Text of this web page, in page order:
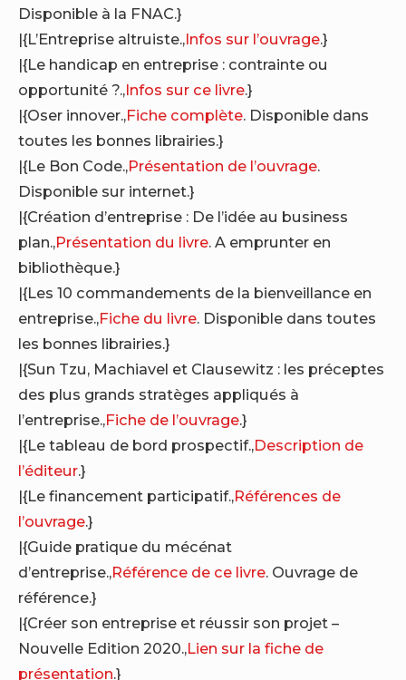
Disponible à la FNAC.}
|{L’Entreprise altruiste.,Infos sur l’ouvrage.}
|{Le handicap en entreprise : contrainte ou
opportunité ?.,Infos sur ce livre.}
|{Oser innover.,Fiche complète. Disponible dans
toutes les bonnes librairies.}
|{Le Bon Code.,Présentation de l’ouvrage.
Disponible sur internet.}
|{Création d’entreprise : De l’idée au business
plan.,Présentation du livre. A emprunter en
bibliothèque.}
|{Les 10 commandements de la bienveillance en
entreprise.,Fiche du livre. Disponible dans toutes
les bonnes librairies.}
|{Sun Tzu, Machiavel et Clausewitz : les préceptes
des plus grands stratèges appliqués à
l’entreprise.,Fiche de l’ouvrage.}
|{Le tableau de bord prospectif.,Description de
l’éditeur.}
|{Le financement participatif.,Références de
l’ouvrage.}
|{Guide pratique du mécénat
d’entreprise.,Référence de ce livre. Ouvrage de
référence.}
|{Créer son entreprise et réussir son projet –
Nouvelle Edition 2020.,Lien sur la fiche de
présentation.}